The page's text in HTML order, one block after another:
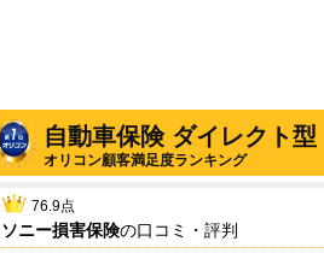
自動車保険 ダイレクト型
オリコン顧客満足度ランキング
76.9点
ソニー損害保険の口コミ・評判